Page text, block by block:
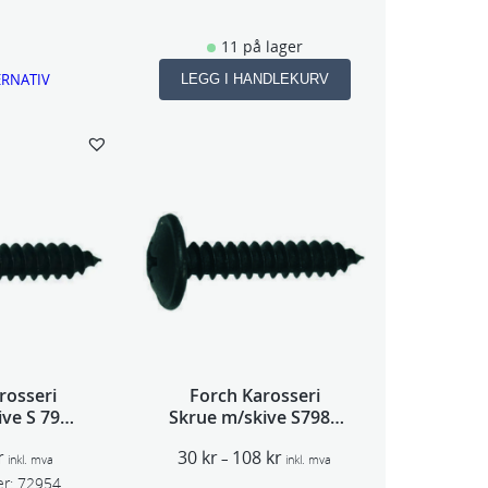
r
r
,
5
i
l
1
0
11 på lager
LEGG I HANDLEKURV
S 7981
inkl. mva
72954
Forch Karosseri
Skrue m/skive S7981
30 kr– 108 krPinkl. mva